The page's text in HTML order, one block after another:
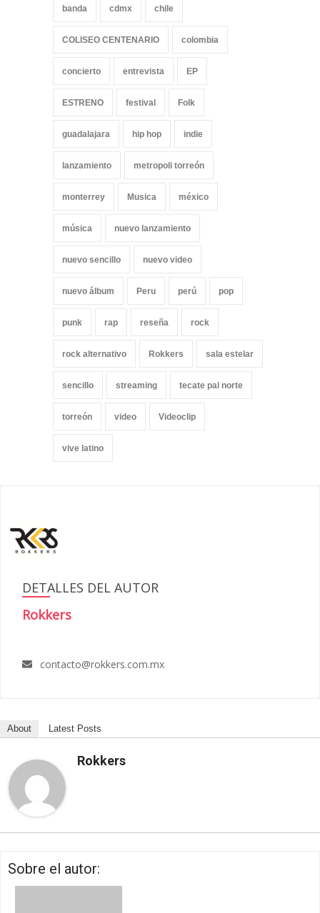
banda cdmx chile
COLISEO CENTENARIO colombia
concierto entrevista EP
ESTRENO festival Folk
guadalajara hip hop indie
lanzamiento metropoli torreón
monterrey Musica méxico
música nuevo lanzamiento
nuevo sencillo nuevo video
nuevo álbum Peru perú pop
punk rap reseña rock
rock alternativo Rokkers sala estelar
sencillo streaming tecate pal norte
torreón video Videoclip
vive latino
DETALLES DEL AUTOR
Rokkers
contacto@rokkers.com.mx
About Latest Posts
Rokkers
Sobre el autor: